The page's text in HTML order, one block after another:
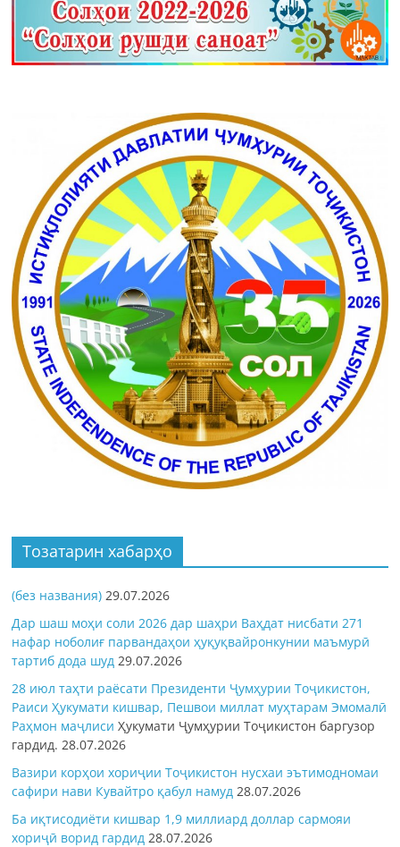
Тозатарин хабарҳо
(без названия) 29.07.2026
Дар шаш моҳи соли 2026 дар шаҳри Ваҳдат нисбати 271
нафар ноболиғ парвандаҳои ҳуқуқвайронкунии маъмурӣ
тартиб дода шуд 29.07.2026
28 июл таҳти раёсати Президенти Ҷумҳурии Тоҷикистон,
Раиси Ҳукумати кишвар, Пешвои миллат муҳтарам Эмомалӣ
Раҳмон маҷлисиҲукумати Ҷумҳурии Тоҷикистон баргузор
гардид.28.07.2026
Вазири корҳои хориҷии Тоҷикистон нусхаи эътимодномаи
сафири нави Кувайтро қабул намуд 28.07.2026
Ба иқтисодиёти кишвар 1,9 миллиард доллар сармояи
хориҷӣ ворид гардид 28.07.2026